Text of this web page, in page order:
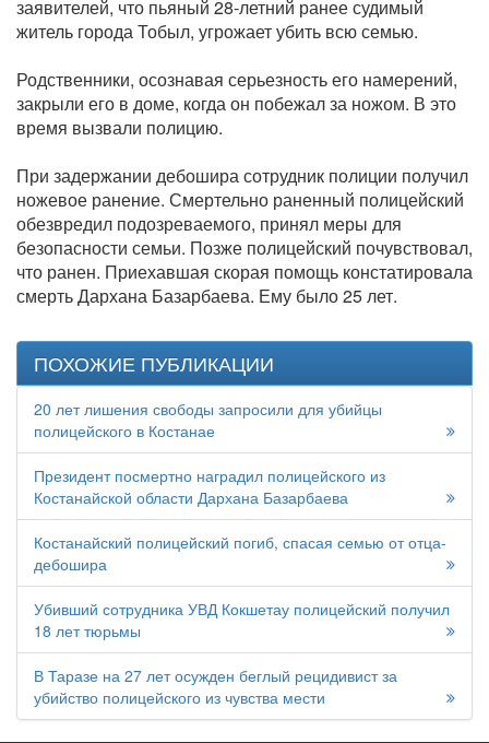
заявителей, что пьяный 28-летний ранее судимый
житель города Тобыл, угрожает убить всю семью.
Родственники, осознавая серьезность его намерений,
закрыли его в доме, когда он побежал за ножом. В это
время вызвали полицию.
При задержании дебошира сотрудник полиции получил
ножевое ранение. Смертельно раненный полицейский
обезвредил подозреваемого, принял меры для
безопасности семьи. Позже полицейский почувствовал,
что ранен. Приехавшая скорая помощь констатировала
смерть Дархана Базарбаева. Ему было 25 лет.
ПОХОЖИЕ ПУБЛИКАЦИИ
20 лет лишения свободы запросили для убийцы
полицейского в Костанае
Президент посмертно наградил полицейского из
Костанайской области Дархана Базарбаева
Костанайский полицейский погиб, спасая семью от отца-
дебошира
Убивший сотрудника УВД Кокшетау полицейский получил
18 лет тюрьмы
В Таразе на 27 лет осужден беглый рецидивист за
убийство полицейского из чувства мести